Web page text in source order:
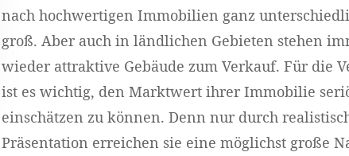
nach hochwertigen Immobilien ganz
groß. Aber auch in ländlichen Gebieten stehen
wieder attraktive Gebäude zum Verkauf. Für die
ist es wichtig, den Marktwert ihrer Immobilie
einschätzen zu können. Denn nur durch
Präsentation erreichen sie eine möglichst große